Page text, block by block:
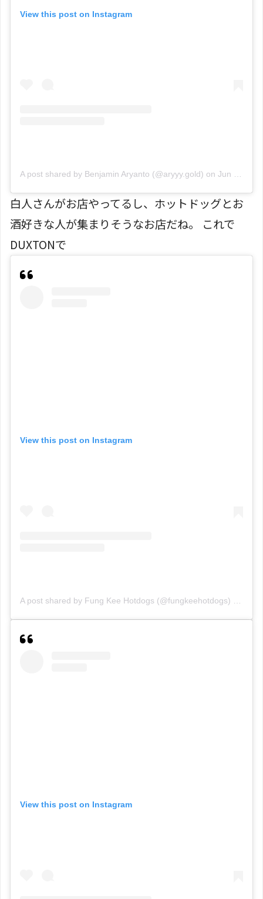
View this post on Instagram
A post shared by Benjamin Aryanto (@aryyy.gold) on Jun 4, 2019 at 7:50pm PDT
白人さんがお店やってるし、ホットドッグとお
酒好きな人が集まりそうなお店だね。 これで
DUXTONで
View this post on Instagram
A post shared by Fung Kee Hotdogs (@fungkeehotdogs)
View this post on Instagram